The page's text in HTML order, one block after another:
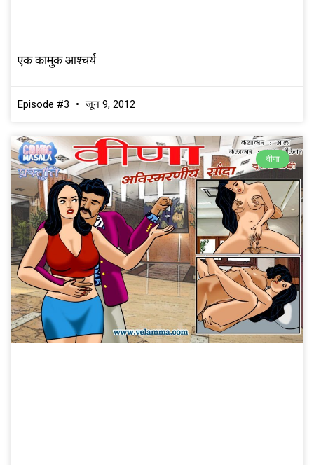
एक कामुक आश्चर्य
Episode #3 जून 9, 2012
वीणा